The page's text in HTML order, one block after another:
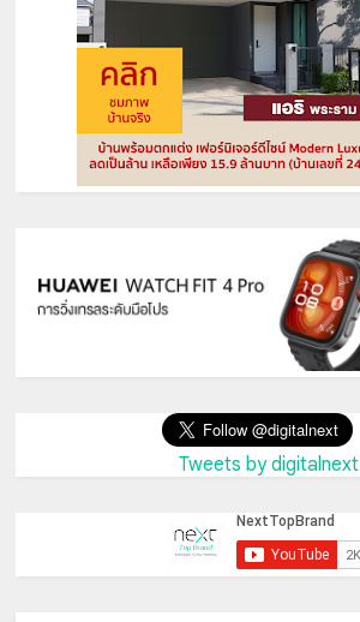
Tweets by digitalnext